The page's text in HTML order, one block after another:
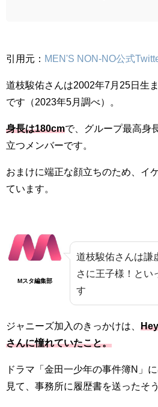
引用元： MEN'S NON-NO公式
道枝駿佑さんは2002年7月25日生
です（2023年5月調べ）。
身長は180cmで、グループ最高身
立つメンバーです。
おまけに端正な顔立ちのため、イ
ています。
Mスタ編集部
道枝駿佑さんは謙
さに王子様！とい
す
ジャニーズ加入のきっかけは、
さんに憧れていたこと。
ドラマ「金田一少年の事件簿N」
見て、事務所に履歴書を送ったそ